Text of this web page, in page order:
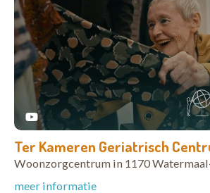
Ter Kameren Geriatrisch
Woonzorgcentrum in 1170
meer informatie